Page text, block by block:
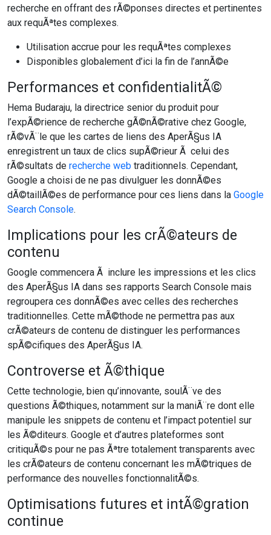
recherche en offrant des rÃ©ponses directes et pertinentes
aux requÃªtes complexes.
Utilisation accrue pour les requÃªtes complexes
Disponibles globalement d’ici la fin de l’annÃ©e
Performances et confidentialitÃ©
Hema Budaraju, la directrice senior du produit pour
l’expÃ©rience de recherche gÃ©nÃ©rative chez Google,
rÃ©vÃ¨le que les cartes de liens des AperÃ§us IA
enregistrent un taux de clics supÃ©rieur Ã celui des
rÃ©sultats de recherche web traditionnels. Cependant,
Google a choisi de ne pas divulguer les donnÃ©es
dÃ©taillÃ©es de performance pour ces liens dans la Google
Search Console.
Implications pour les crÃ©ateurs de
contenu
Google commencera Ã inclure les impressions et les clics
des AperÃ§us IA dans ses rapports Search Console mais
regroupera ces donnÃ©es avec celles des recherches
traditionnelles. Cette mÃ©thode ne permettra pas aux
crÃ©ateurs de contenu de distinguer les performances
spÃ©cifiques des AperÃ§us IA.
Controverse et Ã©thique
Cette technologie, bien qu’innovante, soulÃ¨ve des
questions Ã©thiques, notamment sur la maniÃ¨re dont elle
manipule les snippets de contenu et l’impact potentiel sur
les Ã©diteurs. Google et d’autres plateformes sont
critiquÃ©s pour ne pas Ãªtre totalement transparents avec
les crÃ©ateurs de contenu concernant les mÃ©triques de
performance des nouvelles fonctionnalitÃ©s.
Optimisations futures et intÃ©gration
continue